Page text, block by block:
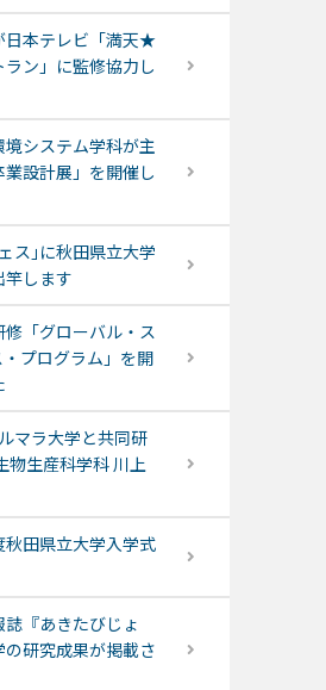
日本テレビ「満天★
ン」に監修協力し
システム学科が主
設計展」を開催し
ス｣に秋田県立大学
竿します
修「グローバル・ス
・プログラム」を開
マラ大学と共同研
物生産科学科 川上
秋田県立大学入学式
『あきたびじょ
の研究成果が掲載さ